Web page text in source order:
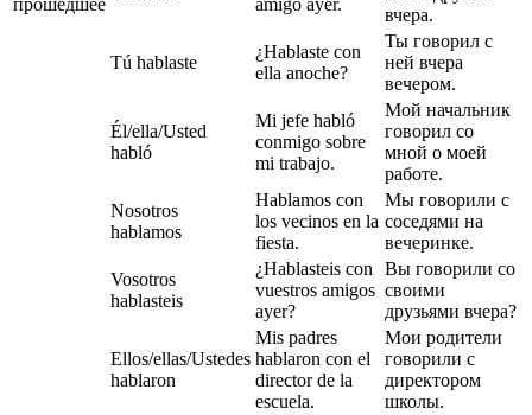
прошедшее
amigo ayer.
вчера.
Tú hablaste
¿Hablaste con
ella anoche?
Ты говорил с
ней вчера
вечером.
Él/ella/Usted
habló
Mi jefe habló
conmigo sobre
mi trabajo.
Мой начальник
говорил со
мной о моей
работе.
Nosotros
hablamos
Hablamos con
los vecinos en la
fiesta.
Мы говорили с
соседями на
вечеринке.
Vosotros
hablasteis
¿Hablasteis con
vuestros amigos
ayer?
Вы говорили со
своими
друзьями вчера?
Ellos/ellas/Ustedes
hablaron
Mis padres
hablaron con el
director de la
escuela.
Мои родители
говорили с
директором
школы.